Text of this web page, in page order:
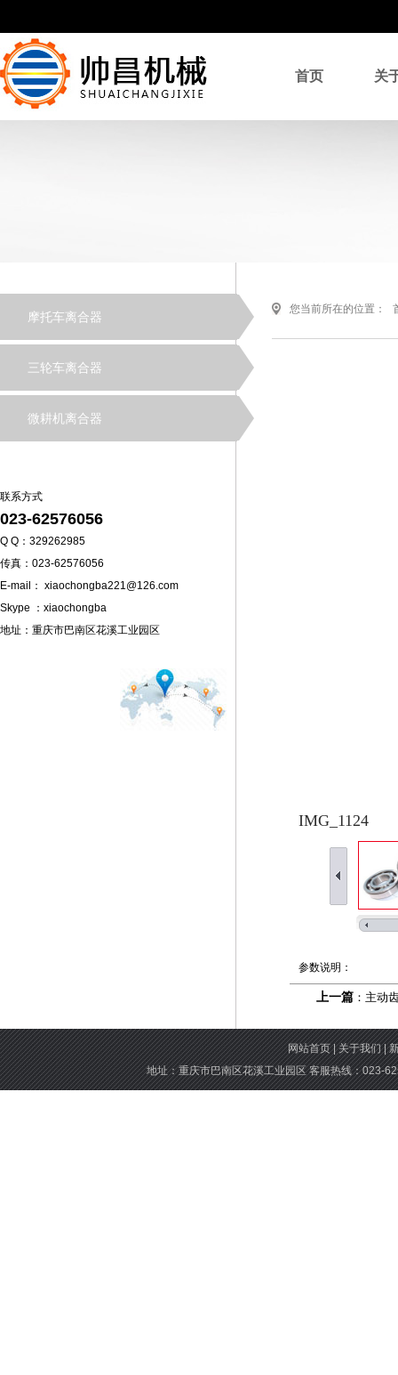
首页 关
摩托车离合器
三轮车离合器
微耕机离合器
联系方式
023-62576056
Q Q：329262985
传真：023-62576056
E-mail： xiaochongba221@126.com
Skype ：xiaochongba
地址：重庆市巴南区花溪工业园区
您当前所在的位置：
IMG_1124
参数说明：
上一篇 ：主动
网站首页|关于我们|
地址：重庆市巴南区花溪工业园区 客服热线：023-